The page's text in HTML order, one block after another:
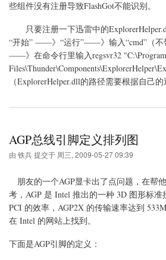
些组件没有注册导致FlashGot不能识别。
只要注册一下迅雷中的
“开始” ——》“运行”——》输入“cmd”（不
——》在命令行里输入regsvr32 "C:\Program
（ExplorerHelper.dll的路径需要根据自己
AGP总线引脚定义排列图
由 铁兵提交于 周三, 2009-05-27 09:39
朋友的一个AGP显卡出了点问题，在帮
考，AGP 是 Intel 推出的一种 3D 图形标
PCI 的效率，AGP2X 的传输速率达到
在 Intel 的网站上找到。
下面是AGP引脚的定义：